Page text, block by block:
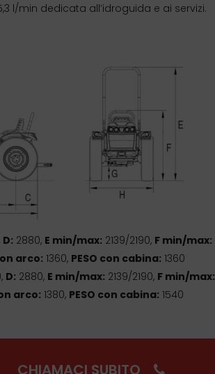
l/min dedicata all’idroguida e ai servizi.
D: 2880, E min/max: 2139/2190, F min/max:
arco: 1360, PESO con cabina: 1360
D: 2880, E min/max: 2139/2190, F min/max:
arco: 1380, PESO con cabina: 1540
CHIAMACI SUBITO